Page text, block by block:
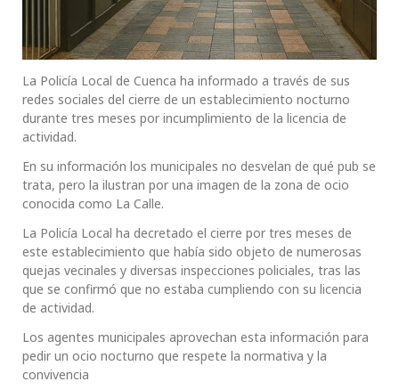
La Policía Local de Cuenca ha informado a través de sus
redes sociales del cierre de un establecimiento nocturno
durante tres meses por incumplimiento de la licencia de
actividad.
En su información los municipales no desvelan de qué pub se
trata, pero la ilustran por una imagen de la zona de ocio
conocida como La Calle.
La Policía Local ha decretado el cierre por tres meses de
este establecimiento que había sido objeto de numerosas
quejas vecinales y diversas inspecciones policiales, tras las
que se confirmó que no estaba cumpliendo con su licencia
de actividad.
Los agentes municipales aprovechan esta información para
pedir un ocio nocturno que respete la normativa y la
convivencia